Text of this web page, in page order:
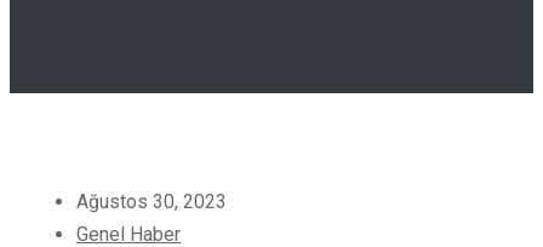
Ağustos 30, 2023
Genel Haber